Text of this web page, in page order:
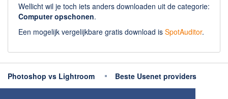
Wellicht wil je toch iets anders downloaden uit de categorie:
Computer opschonen.
Een mogelijk vergelijkbare gratis download is SpotAuditor.
Photoshop vs Lightroom
Beste Usenet providers